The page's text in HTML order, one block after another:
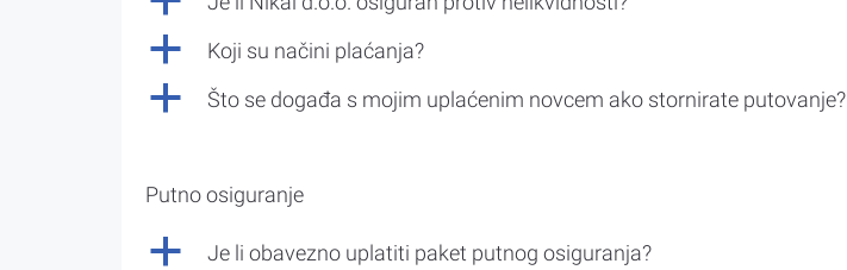
a Koji su načini plaćanja?
a Što se događa s mojim uplaćenim novcem ako stornirate putovanje?
Putno osiguranje
a Je li obavezno uplatiti paket putnog osiguranja?